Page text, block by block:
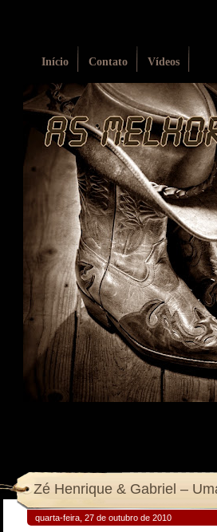
Início Contato Vídeos
Zé Henrique & Gabriel –
quarta-feira, 27 de outubro de 2010